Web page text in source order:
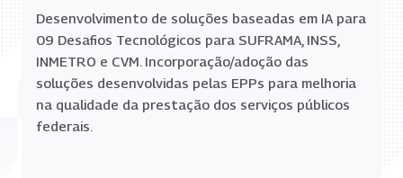
Desenvolvimento de soluções baseadas em IA para
09 Desafios Tecnológicos para SUFRAMA, INSS,
INMETRO e CVM. Incorporação/adoção das
soluções desenvolvidas pelas EPPs para melhoria
na qualidade da prestação dos serviços públicos
federais.